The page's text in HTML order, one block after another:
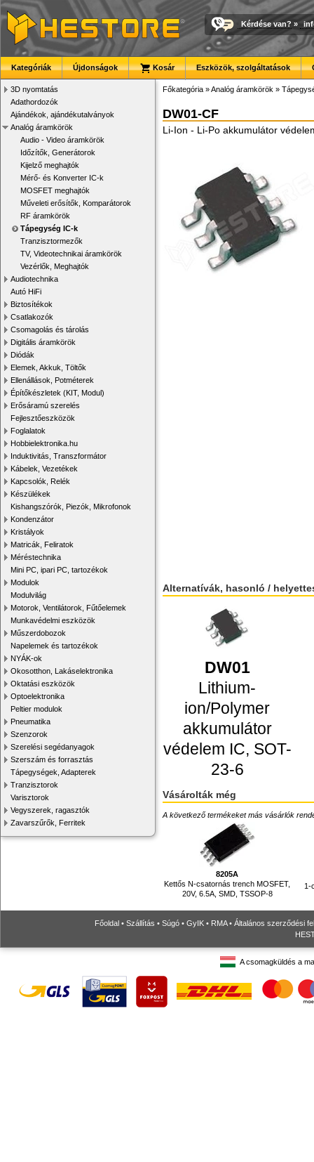
Kérdése van? »
Kategóriák Újdonságok Kosár Eszközök, szolgáltatások
3D nyomtatás
Adathordozók
Ajándékok, ajándékutalványok
Analóg áramkörök
Audio - Video áramkörök
Időzítők, Generátorok
Kijelző meghajtók
Mérő- és Konverter IC-k
MOSFET meghajtók
Műveleti erősítők, Komparátorok
RF áramkörök
Tápegység IC-k
Tranzisztormezők
TV, Videotechnikai áramkörök
Vezérlők, Meghajtók
Audiotechnika
Autó HiFi
Biztosítékok
Csatlakozók
Csomagolás és tárolás
Digitális áramkörök
Diódák
Elemek, Akkuk, Töltők
Ellenállások, Potméterek
Építőkészletek (KIT, Modul)
Erősáramú szerelés
Fejlesztőeszközök
Foglalatok
Hobbielektronika.hu
Induktivitás, Transzformátor
Kábelek, Vezetékek
Kapcsolók, Relék
Készülékek
Kishangszórók, Piezók, Mikrofonok
Kondenzátor
Kristályok
Matricák, Feliratok
Méréstechnika
Mini PC, ipari PC, tartozékok
Modulok
Modulvilág
Motorok, Ventilátorok, Fűtőelemek
Munkavédelmi eszközök
Műszerdobozok
Napelemek és tartozékok
NYÁK-ok
Okosotthon, Lakáselektronika
Oktatási eszközök
Optoelektronika
Peltier modulok
Pneumatika
Szenzorok
Szerelési segédanyagok
Szerszám és forrasztás
Tápegységek, Adapterek
Tranzisztorok
Varisztorok
Vegyszerek, ragasztók
Zavarszűrők, Ferritek
Főkategória »Analóg áramkörök »
DW01-CF
Li-Ion - Li-Po akkumulátor
Alternatívák, hasonló /
DW01
Lithium-
ion/Polymer
akkumulátor
védelem IC, SOT-
23-6
Vásárolták még
A következő termékeket más vásárlók
8205A
Kettős N-csatornás trench MOSFET,
20V, 6.5A, SMD, TSSOP-8
1-
Főoldal • Szállítás • Súgó • GyIK • RMA• Általános szerződési
A csomagküldés a